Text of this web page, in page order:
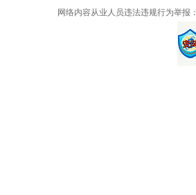
网络内容从业人员违法违规行为举报：